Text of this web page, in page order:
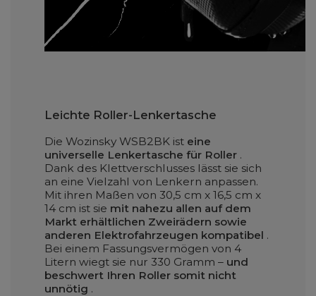
Leichte Roller-Lenkertasche
Die Wozinsky WSB2BK ist eine
universelle Lenkertasche für Roller .
Dank des Klettverschlusses lässt sie sich
an eine Vielzahl von Lenkern anpassen.
Mit ihren Maßen von 30,5 cm x 16,5 cm x
14 cm ist sie mit nahezu allen auf dem
Markt erhältlichen Zweirädern sowie
anderen Elektrofahrzeugen kompatibel .
Bei einem Fassungsvermögen von 4
Litern wiegt sie nur 330 Gramm – und
beschwert Ihren Roller somit nicht
unnötig .